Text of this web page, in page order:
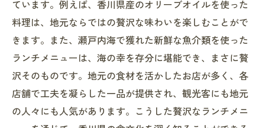
ています。例えば、香川県産のオリーブオイルを使った
料理は、地元ならではの贅沢な味わいを楽しむことがで
きます。また、瀬戸内海で獲れた新鮮な魚介類を使った
ランチメニューは、海の幸を存分に堪能でき、まさに贅
沢そのものです。地元の食材を活かしたお店が多く、各
店舗で工夫を凝らした一品が提供され、観光客にも地元
の人々にも人気があります。こうした贅沢なランチメニ